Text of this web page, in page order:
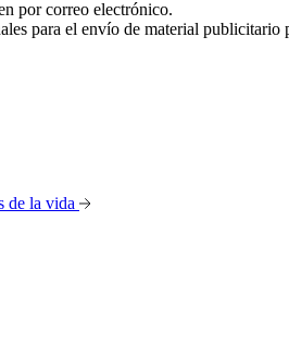
por correo electrónico.
para el envío de material
de la vida